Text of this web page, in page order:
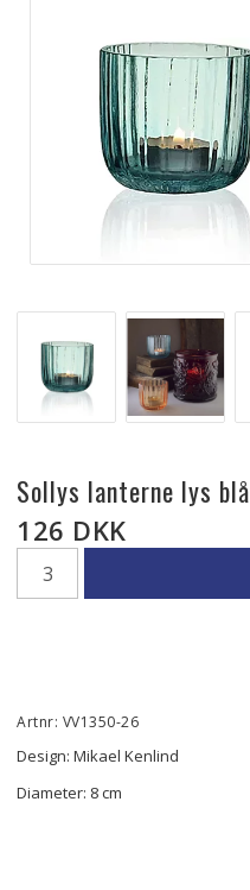
Sollys lanterne lys blå
126 DKK
Artnr: VV1350-26
Design: Mikael Kenlind
Diameter: 8 cm